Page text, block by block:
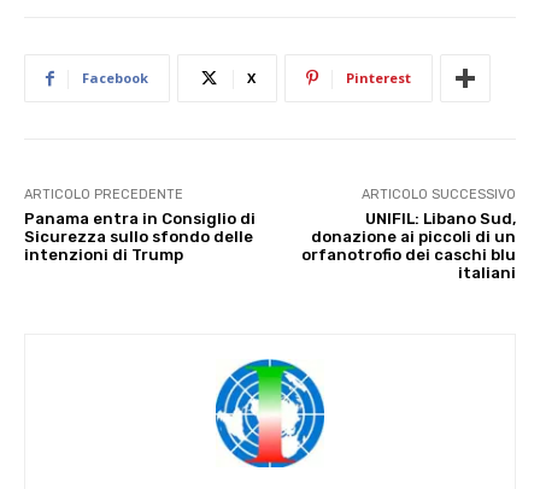
Facebook X Pinterest
ARTICOLO PRECEDENTE
Panama entra in Consiglio di
Sicurezza sullo sfondo delle
intenzioni di Trump
ARTICOLO SUCCESSIVO
UNIFIL: Libano Sud,
donazione ai piccoli di un
orfanotrofio dei caschi blu
italiani